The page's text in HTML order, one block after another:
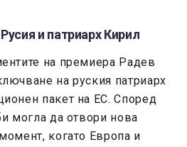
и патриарх Кирил
на премиера Радев
на руския патриарх
пакет на ЕС. Според
могла да отвори нова
когато Европа и